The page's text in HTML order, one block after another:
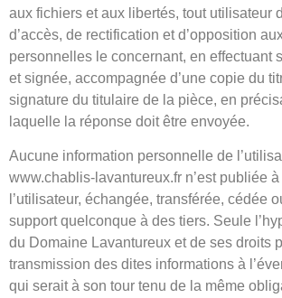
aux fichiers et aux libertés, tout utilisateur
d’accès, de rectification et d’opposition
personnelles le concernant, en effectuant
et signée, accompagnée d’une copie du
signature du titulaire de la pièce, en
laquelle la réponse doit être envoyée.
Aucune information personnelle de
www.chablis-lavantureux.fr n’est publiée à
l’utilisateur, échangée, transférée, cédée
support quelconque à des tiers. Seule
du Domaine Lavantureux et de ses droits
transmission des dites informations à
qui serait à son tour tenu de la même